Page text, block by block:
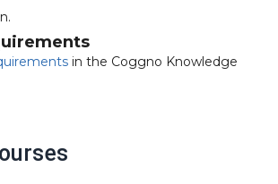
in the Coggno Knowledge